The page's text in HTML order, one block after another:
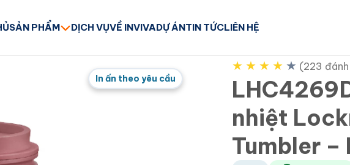
SẢN PHẨM DỊCH VỤVỀ INVIVADỰ ÁNTIN TỨCLIÊN HỆ
In ấn theo yêu cầu
★ ★ ★ ★ ★ (223
nhiệt
Tumbler –